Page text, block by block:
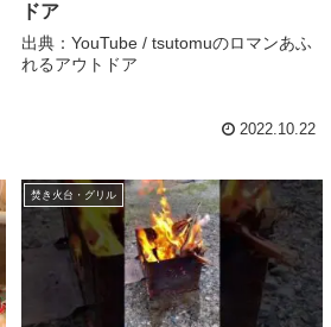
ドア
出典：YouTube / tsutomuのロマンあふ
れるアウトドア
2022.10.22
焚き火台・グリル